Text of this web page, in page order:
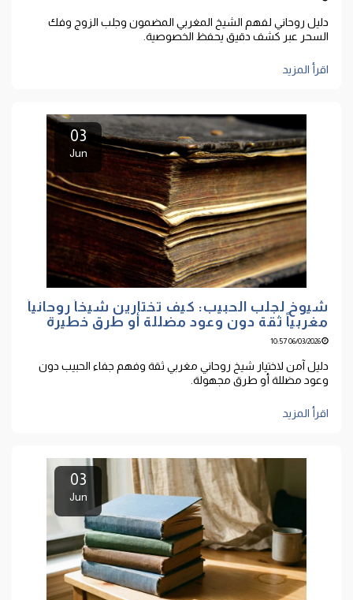
دليل روحاني لفهم الشيخ المغربي المضمون وجلب الزوج وفك
السحر عبر كشف دقيق يحفظ الخصوصية.
اقرأ المزيد
03
Jun
شيوخ لجلب الحبيب: كيف تختارين شيخاً روحانياً
مغربياً ثقة دون وعود مضللة أو طرق خطيرة
06/03/2026 10:57
دليل آمن لاختيار شيخ روحاني مغربي ثقة وفهم جفاء الحبيب دون
وعود مضللة أو طرق مجهولة.
اقرأ المزيد
03
Jun